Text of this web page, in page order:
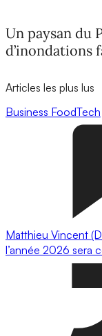
Un paysan du
d’inondations
Articles les plus lus
Business FoodTech
Matthieu Vincent
l’année 2026 sera